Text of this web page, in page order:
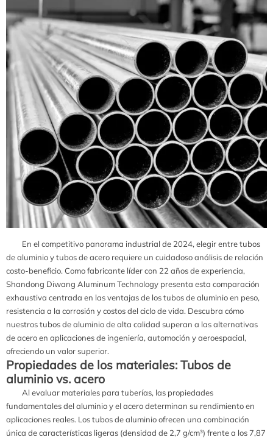
En el competitivo panorama industrial de 2024, elegir entre tubos
de aluminio y tubos de acero requiere un cuidadoso análisis de relación
costo-beneficio. Como fabricante líder con 22 años de experiencia,
Shandong Diwang Aluminum Technology presenta esta comparación
exhaustiva centrada en las ventajas de los tubos de aluminio en peso,
resistencia a la corrosión y costos del ciclo de vida. Descubra cómo
nuestros tubos de aluminio de alta calidad superan a las alternativas
de acero en aplicaciones de ingeniería, automoción y aeroespacial,
ofreciendo un valor superior.
Propiedades de los materiales: Tubos de
aluminio vs. acero
Al evaluar materiales para tuberías, las propiedades
fundamentales del aluminio y el acero determinan su rendimiento en
aplicaciones reales. Los tubos de aluminio ofrecen una combinación
única de características ligeras (densidad de 2,7 g/cm³) frente a los 7,87